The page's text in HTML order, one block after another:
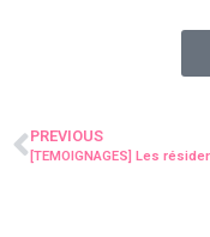
PREVIOUS